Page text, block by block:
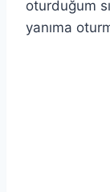
oturduğum
yanıma